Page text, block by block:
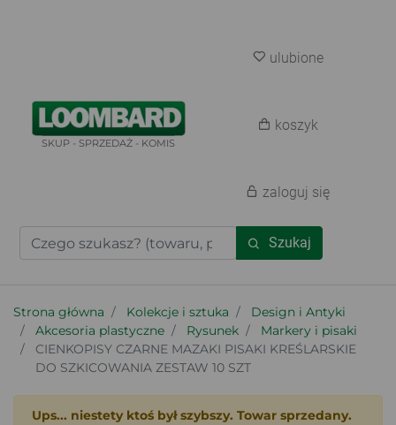
SKUP - SPRZEDAŻ - KOMIS
Szukaj
ulubione
koszyk
zaloguj się
Strona główna Kolekcje i sztuka
Design i Antyki
Akcesoria plastyczne
Rysunek
Markery i pisaki
CIENKOPISY CZARNE MAZAKI PISAKI KREŚLARSKIE
DO SZKICOWANIA ZESTAW 10 SZT
Ups... niestety ktoś był szybszy. Towar sprzedany.